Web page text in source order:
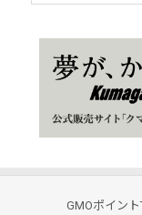
GMOポイント